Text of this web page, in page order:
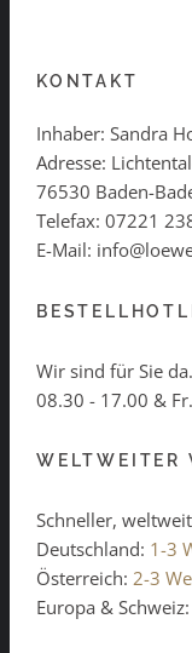
KONTAKT
Inhaber: Sandra
Adresse:
76530 Baden-
Telefax: 07221
E-Mail:
Wir sind für Sie
08.30 - 17.00 &
WELTWEITER
Schneller,
Deutschland: 1-3
Österreich: 2-3
Europa & Schweiz: